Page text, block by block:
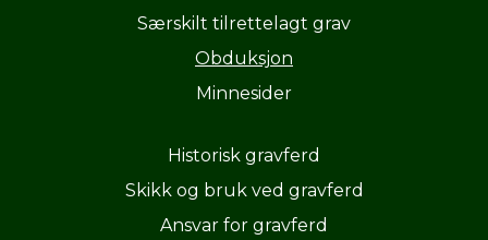
Særskilt tilrettelagt grav
Obduksjon
Minnesider
Historisk gravferd
Skikk og bruk ved gravferd
Ansvar for gravferd